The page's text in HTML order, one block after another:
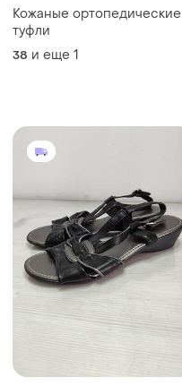
Кожаные ортопедические
туфли
38 и еще 1